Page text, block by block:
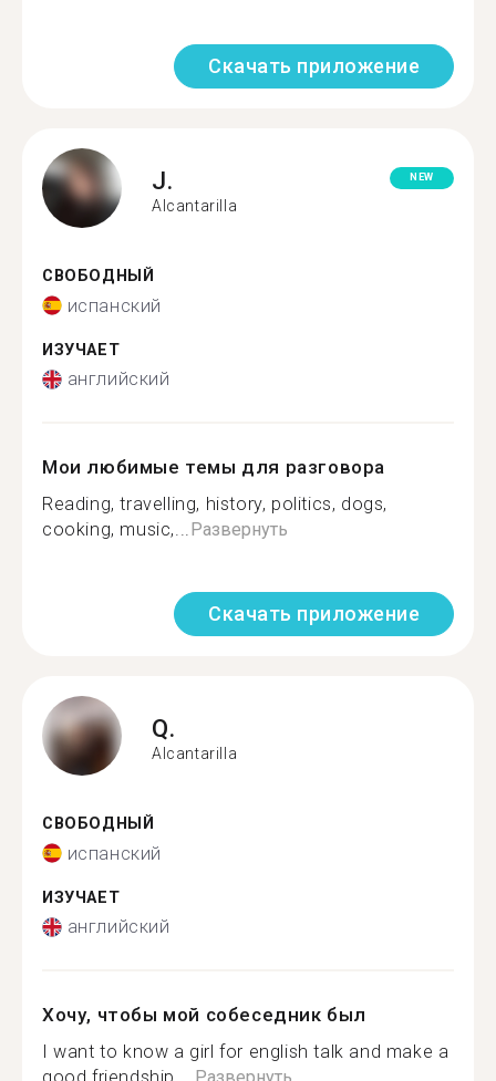
Скачать приложение
J.
Alcantarilla
NEW
СВОБОДНЫЙ
испанский
ИЗУЧАЕТ
английский
Мои любимые темы для разговора
Reading, travelling, history, politics, dogs,
cooking, music,...Развернуть
Скачать приложение
Q.
Alcantarilla
СВОБОДНЫЙ
испанский
ИЗУЧАЕТ
английский
Хочу, чтобы мой собеседник был
I want to know a girl for english talk and make a